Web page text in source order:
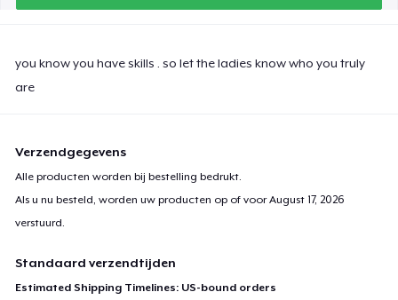
you know you have skills . so let the ladies know who you truly
are
Verzendgegevens
Alle producten worden bij bestelling bedrukt.
Als u nu besteld, worden uw producten op of voorAugust 17, 2026
verstuurd.
Standaard verzendtijden
Estimated Shipping Timelines: US-bound orders